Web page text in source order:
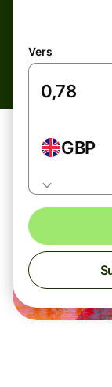
Vers
GBP